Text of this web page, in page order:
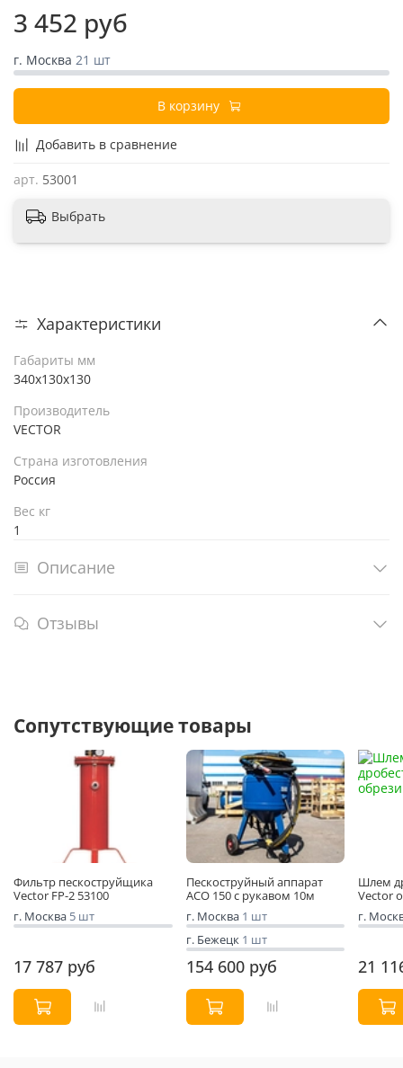
Добавить в сравнение
арт. 53001
3 452 руб
г. Москва 21 шт
В корзину
Выбрать
Характеристики
Габариты мм
340х130х130
Производитель
VECTOR
Страна изготовления
Россия
Вес кг
1
Описание
Отзывы
Сопутствующие товары
Фильтр пескоструйщика
Vector FP-2 53100
г. Москва 5 шт
17 787 руб
Пескоструйный аппарат
АСО 150 с рукавом 10м
г. Москва 1 шт
г. Бежецк 1 шт
154 600 руб
Шлем
Vector
г.
21